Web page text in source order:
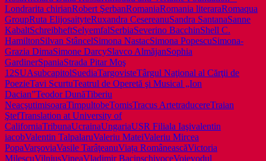
Londrarita chirianRobert ŞerbanRomaniaRomania literaraRomaqua
GroupRuta ElijosaityteRuxandra CesereanuSandra SantanaSanne
KabaltSchreibheftSelyemfalSerbiaSeverino BacchinShell C.
HamiltonSilvan StâncelSimona NastacSimona PopescuSimona-
Grazia DimaSimone DarcySlavco AlmăjanSophia
GardinerSpaniaStrada Pitar Moş
12SUAsubcapitolSuediaTargovisteTârgul Naţional al Cărţii de
PoezieTavi ScurtuTeatrul de Operetă şi Musical „Ion
Dacian”Teodor DunăTiberiu
NeacşutimisoaraTimpultobeTomisTracus ArtetraducereTraian
ŞtefTranslation at University of
CaliforniaTribunaUcrainaUngariaUSR Filiala Iaşivalentin
iacobValentin TalpalaruValeriu MateiValeriu Mircea
PopaVarşoviaVasile TarâţeanuViața RomâneascăVictoria
MilescuVilniusVineaVladimir BacinschivoceVoievodul